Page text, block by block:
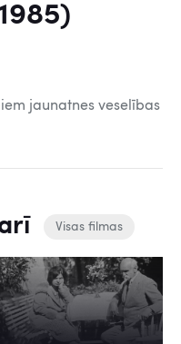
jaunatnes veselības
Visas filmas